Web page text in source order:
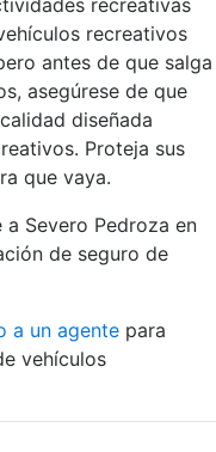
recreativos
antes de que salga
asegúrese de que
diseñada
Proteja sus
que vaya.
a Severo Pedroza en
de seguro de
a un agente para
vehículos